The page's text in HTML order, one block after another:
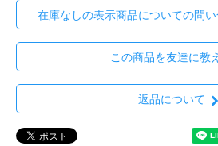
在庫なしの表示商品についての問
この商品を友達に教
返品について